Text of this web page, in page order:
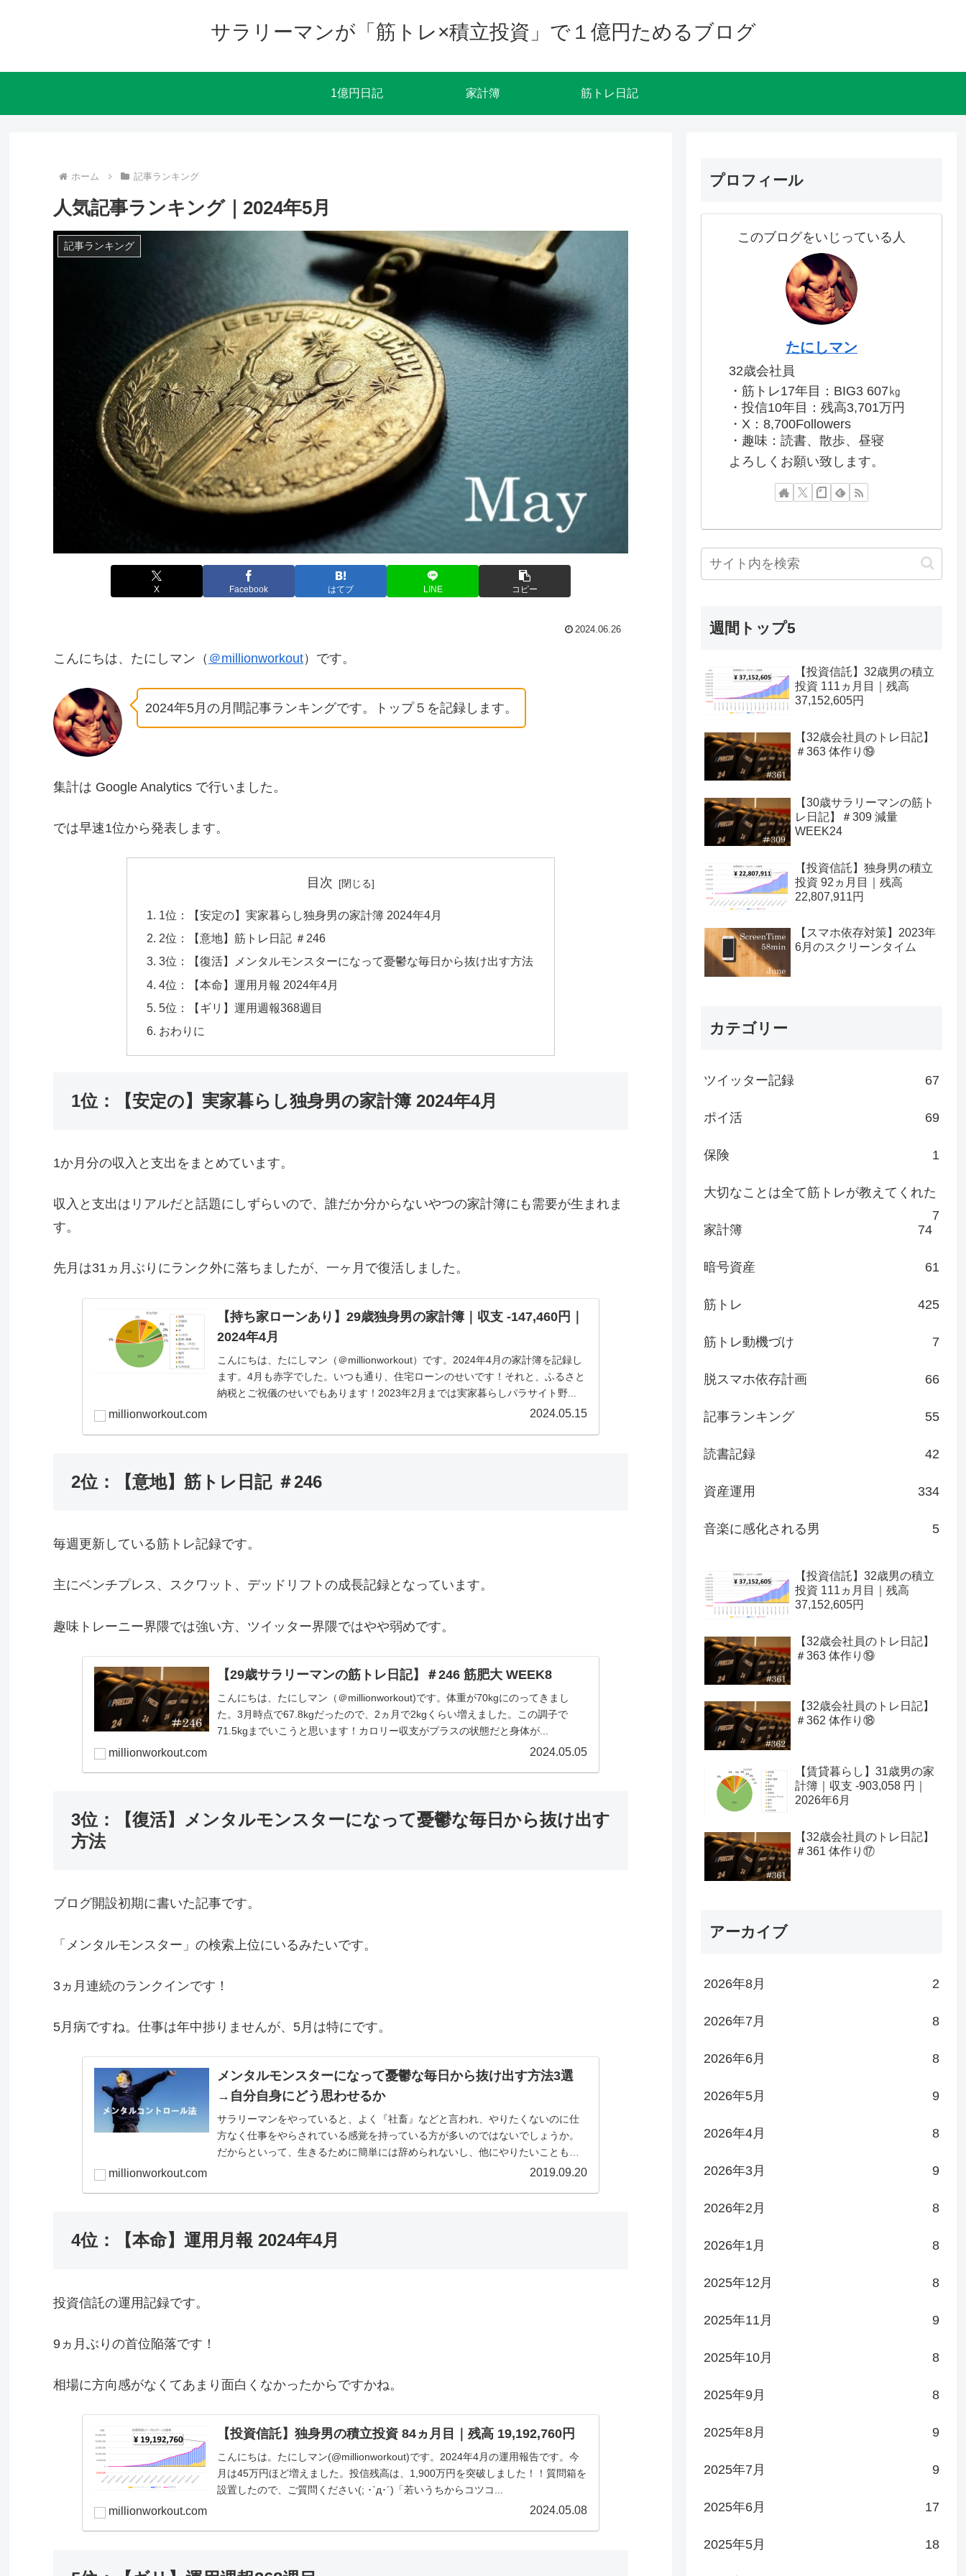
サラリーマンが「筋トレ×積立投資」で１億円ためるブログ
1億円日記 家計簿 筋トレ日記
ホーム 記事ランキング
人気記事ランキング｜2024年5月
記事ランキング
X Facebook はてブ LINE コピー
2024.06.26
こんにちは、たにしマン（ ＠millionworkout）です。
2024年5月の月間記事ランキングです。トップ５を記録します。
集計は Google Analytics で行いました。
では早速1位から発表します。
目次
1位：【安定の】実家暮らし独身男の家計簿 2024年4月
2位：【意地】筋トレ日記 ＃246
3位：【復活】メンタルモンスターになって憂鬱な毎日から抜け出す方法
4位：【本命】運用月報 2024年4月
5位：【ギリ】運用週報368週目
おわりに
1位：【安定の】実家暮らし独身男の家計簿 2024年4月
1か月分の収入と支出をまとめています。
収入と支出はリアルだと話題にしずらいので、誰だか分からないやつの家計簿にも需要が生まれま
す。
先月は31ヵ月ぶりにランク外に落ちましたが、一ヶ月で復活しました。
【持ち家ローンあり】29歳独身男の家計簿｜収支 -147,460円｜
2024年4月
こんにちは、たにしマン（＠millionworkout）です。2024年4月の家計簿を記録し
ます。4月も赤字でした。いつも通り、住宅ローンのせいです！それと、ふるさと
納税とご祝儀のせいでもあります！2023年2月までは実家暮らしパラサイト野...
millionworkout.com 2024.05.15
2位：【意地】筋トレ日記 ＃246
毎週更新している筋トレ記録です。
主にベンチプレス、スクワット、デッドリフトの成長記録となっています。
趣味トレーニー界隈では強い方、ツイッター界隈ではやや弱めです。
【29歳サラリーマンの筋トレ日記】＃246 筋肥大 WEEK8
こんにちは、たにしマン（＠millionworkout)です。体重が70kgにのってきまし
た。3月時点で67.8kgだったので、2ヵ月で2kgくらい増えました。この調子で
71.5kgまでいこうと思います！カロリー収支がプラスの状態だと身体が...
millionworkout.com 2024.05.05
3位：【復活】メンタルモンスターになって憂鬱な毎日から抜け出す
方法
ブログ開設初期に書いた記事です。
「メンタルモンスター」の検索上位にいるみたいです。
3ヵ月連続のランクインです！
5月病ですね。仕事は年中捗りませんが、5月は特にです。
メンタルモンスターになって憂鬱な毎日から抜け出す方法3選
→自分自身にどう思わせるか
サラリーマンをやっていると、よく『社畜』などと言われ、やりたくないのに仕
方なく仕事をやらされている感覚を持っている方が多いのではないでしょうか。
だからといって、生きるために簡単には辞められないし、他にやりたいこともな
millionworkout.com 2019.09.20
4位：【本命】運用月報 2024年4月
投資信託の運用記録です。
9ヵ月ぶりの首位陥落です！
相場に方向感がなくてあまり面白くなかったからですかね。
【投資信託】独身男の積立投資 84ヵ月目｜残高 19,192,760円
こんにちは。たにしマン(@millionworkout)です。2024年4月の運用報告です。今
月は45万円ほど増えました。投信残高は、1,900万円を突破しました！！質問箱を
設置したので、ご質問ください(; ･`д･´)「若いうちからコツコ...
millionworkout.com 2024.05.08
プロフィール
このブログをいじっている人
たにしマン
32歳会社員
・筋トレ17年目：BIG3 607㎏
・投信10年目：残高3,701万円
・X：8,700Followers
・趣味：読書、散歩、昼寝
よろしくお願い致します。
週間トップ5
【投資信託】32歳男の積立
投資 111ヵ月目｜残高
37,152,605円
【32歳会社員のトレ日記】
＃363 体作り⑲
【30歳サラリーマンの筋ト
レ日記】＃309 減量
WEEK24
【投資信託】独身男の積立
投資 92ヵ月目｜残高
22,807,911円
【スマホ依存対策】2023年
6月のスクリーンタイム
カテゴリー
ツイッター記録 67
ポイ活 69
保険 1
大切なことは全て筋トレが教えてくれた
7
家計簿
74
暗号資産 61
筋トレ 425
筋トレ動機づけ 7
脱スマホ依存計画 66
記事ランキング 55
読書記録 42
資産運用 334
音楽に感化される男 5
【投資信託】32歳男の積立
投資 111ヵ月目｜残高
37,152,605円
【32歳会社員のトレ日記】
＃363 体作り⑲
【32歳会社員のトレ日記】
＃362 体作り⑱
【賃貸暮らし】31歳男の家
計簿｜収支 -903,058 円｜
2026年6月
【32歳会社員のトレ日記】
＃361 体作り⑰
アーカイブ
2026年8月 2
2026年7月 8
2026年6月 8
2026年5月 9
2026年4月 8
2026年3月 9
2026年2月 8
2026年1月 8
2025年12月 8
2025年11月 9
2025年10月 8
2025年9月 8
2025年8月 9
2025年7月 9
2025年6月 17
2025年5月 18